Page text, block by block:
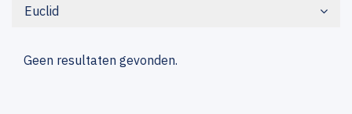
Euclid
Geen resultaten gevonden.